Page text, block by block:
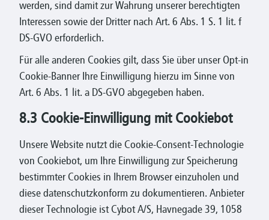
werden, sind damit zur Wahrung unserer berechtigten
Interessen sowie der Dritter nach Art. 6 Abs. 1 S. 1 lit. f
DS-GVO erforderlich.
Für alle anderen Cookies gilt, dass Sie über unser Opt-in
Cookie-Banner Ihre Einwilligung hierzu im Sinne von
Art. 6 Abs. 1 lit. a DS-GVO abgegeben haben.
8.3 Cookie-Einwilligung mit Cookiebot
Unsere Website nutzt die Cookie-Consent-Technologie
von Cookiebot, um Ihre Einwilligung zur Speicherung
bestimmter Cookies in Ihrem Browser einzuholen und
diese datenschutzkonform zu dokumentieren. Anbieter
dieser Technologie ist Cybot A/S, Havnegade 39, 1058